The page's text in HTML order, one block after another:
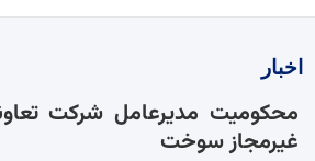
اخبار
محکومیت مدیرعامل شرکت
غیرمجاز سوخت